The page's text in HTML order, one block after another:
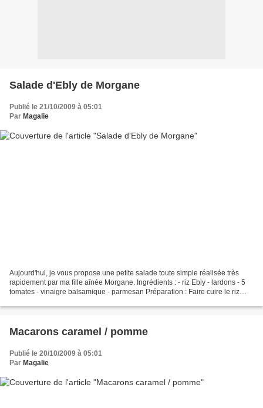
Salade d'Ebly de Morgane
Publié le 21/10/2009 à 05:01
Par Magalie
Aujourd'hui, je vous propose une petite salade toute simple réalisée très
rapidement par ma fille aînée Morgane. Ingrédients : - riz Ebly - lardons - 5
tomates - vinaigre balsamique - parmesan Préparation : Faire cuire le riz
Macarons caramel / pomme
Publié le 20/10/2009 à 05:01
Par Magalie